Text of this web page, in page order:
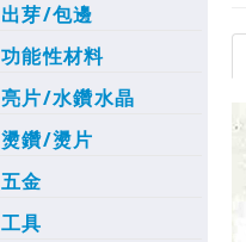
出芽/包邊
功能性材料
亮片/水鑽水晶
燙鑽/燙片
五金
工具